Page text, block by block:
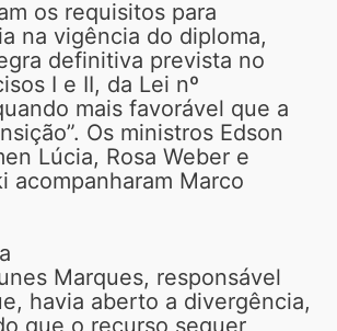
os requisitos para
na vigência do diploma,
definitiva prevista no
I e II, da Lei nº
mais favorável que a
Os ministros Edson
Lúcia, Rosa Weber e
acompanharam Marco
Marques, responsável
havia aberto a divergência,
que o recurso sequer